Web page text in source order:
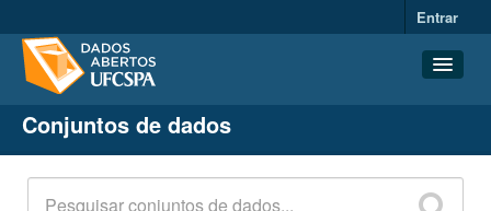
Entrar
Conjuntos de dados
Organizações
Grupos
Conjuntos de dados